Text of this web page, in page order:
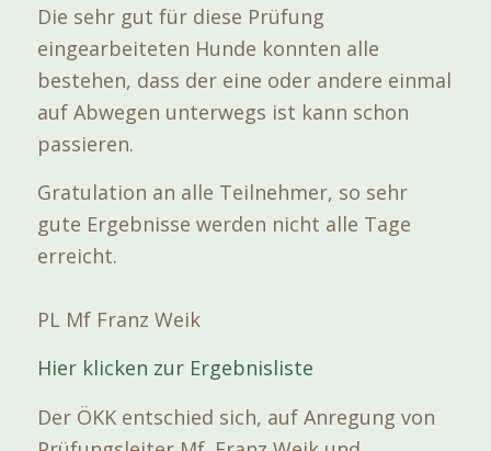
Die sehr gut für diese Prüfung
eingearbeiteten Hunde konnten alle
bestehen, dass der eine oder andere einmal
auf Abwegen unterwegs ist kann schon
passieren.
Gratulation an alle Teilnehmer, so sehr
gute Ergebnisse werden nicht alle Tage
erreicht.
PL Mf Franz Weik
Hier klicken zur Ergebnisliste
Der ÖKK entschied sich, auf Anregung von